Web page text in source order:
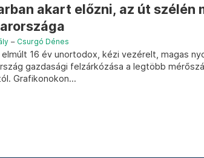
akart előzni, az út szélén
– Csurgó Dénes
elmúlt 16 év unortodox, kézi vezérelt, magas
gazdasági felzárkózása a legtöbb
Grafikonokon...